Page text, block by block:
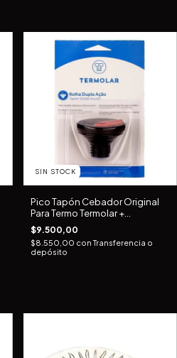
SIN STOCK
Pico Tapón Cebador Original
Para Termo Termolar +
Packaging
$9.500,00
$8.550,00 conTransferencia o
depósito